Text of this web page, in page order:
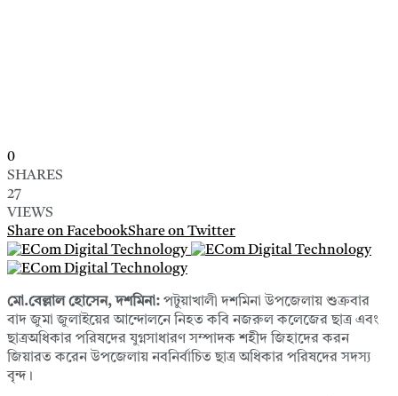
0
SHARES
27
VIEWS
Share on FacebookShare on Twitter
মো.বেল্লাল হোসেন, দশমিনা: পটুয়াখালী দশমিনা উপজেলায় শুক্রবার
বাদ জুমা জুলাইয়ের আন্দোলনে নিহত কবি নজরুল কলেজের ছাত্র এবং
ছাত্রঅধিকার পরিষদের যুগ্নসাধারণ সম্পাদক শহীদ জিহাদের করন
জিয়ারত করেন উপজেলায় নবনির্বাচিত ছাত্র অধিকার পরিষদের সদস্য
বৃন্দ।